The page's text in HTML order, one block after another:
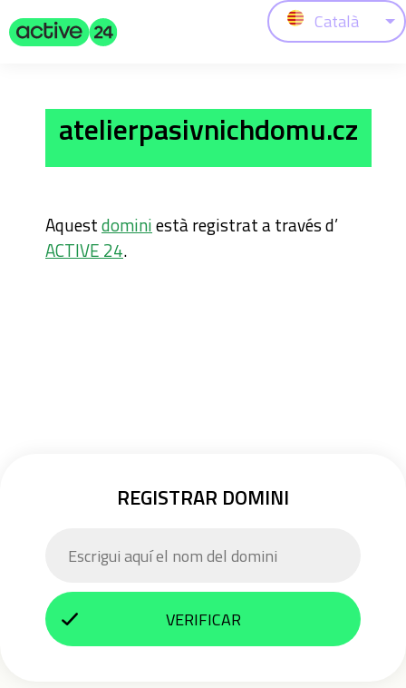
Català
atelierpasivnichdomu.cz
Aquestdominiestà registrat a través d’
ACTIVE 24.
REGISTRAR DOMINI
VERIFICAR